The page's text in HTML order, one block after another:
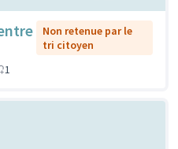
Non retenue par le
tri citoyen
1